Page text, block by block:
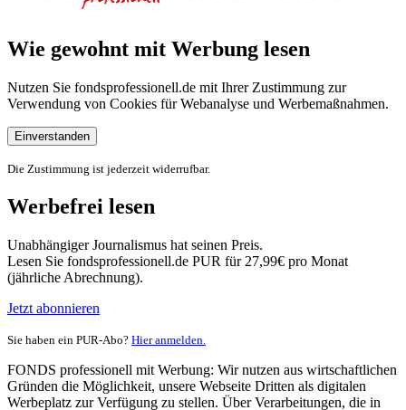
Wie gewohnt mit Werbung lesen
Nutzen Sie fondsprofessionell.de mit Ihrer Zustimmung zur
Verwendung von Cookies für Webanalyse und Werbemaßnahmen.
Einverstanden
Die Zustimmung ist jederzeit widerrufbar.
Werbefrei lesen
Unabhängiger Journalismus hat seinen Preis.
Lesen Sie fondsprofessionell.de PUR für 27,99€ pro Monat
(jährliche Abrechnung).
Jetzt abonnieren
Sie haben ein PUR-Abo? Hier anmelden.
FONDS professionell mit Werbung: Wir nutzen aus wirtschaftlichen
Gründen die Möglichkeit, unsere Webseite Dritten als digitalen
Werbeplatz zur Verfügung zu stellen. Über Verarbeitungen, die in